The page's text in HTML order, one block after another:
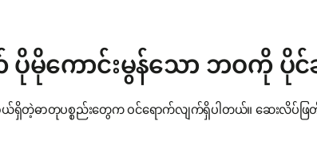
ပိုမိုကောင်းမွန်သော ဘဝကို ပိုင်
ယ်ရှိတဲ့ဓာတုပစ္စည်းတွေက ဝင်ရောက်လျက်ရှိပါတယ်။ ဆေးလိ